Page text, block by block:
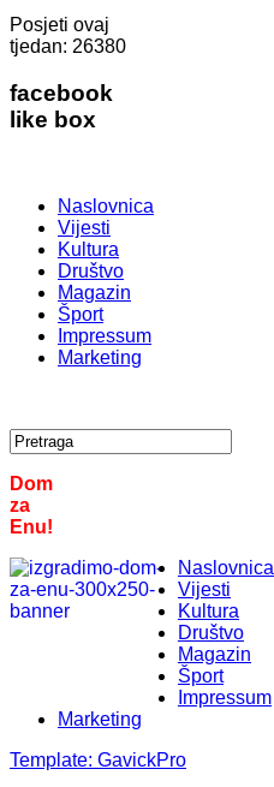
Posjeti ovaj
tjedan: 26380
facebook
like box
Naslovnica
Vijesti
Kultura
Društvo
Magazin
Šport
Impressum
Marketing
Dom
za
Enu!
Naslovnica
Vijesti
Kultura
Društvo
Magazin
Šport
Impressum
Marketing
Template: GavickPro